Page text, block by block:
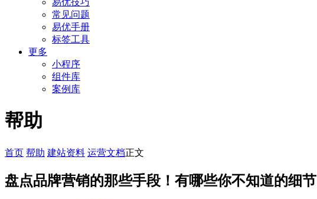
易优技巧
常见问题
易优手册
标签工具
更多
小程序
组件库
案例库
帮助
首页 帮助 建站资料 运营文档正文
盘点品牌营销的那些手段！有哪些你不知道的细节